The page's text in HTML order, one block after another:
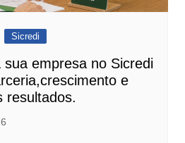
Sicredi
empresa no Sicredi
e
resultados.